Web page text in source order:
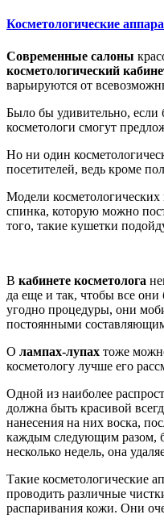
Косметологические
Современные салоны
косметологический
варьируются от
Было бы удивительно, если
косметологи смогут
Но ни один
посетителей, ведь кроме
Модели косметологических
спинка, которую можно
того, такие кушетки
В кабинете косметолога
да еще и так, чтобы все
угодно процедуры, они
постоянными
О лампах-лупах тоже
косметологу лучше его
Одной из наиболее
должна быть красивой
нанесения на них воска,
каждым следующим разом,
несколько недель, она
Такие косметологические
проводить различные
распаривания кожи. Они